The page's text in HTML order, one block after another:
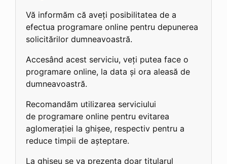
Vă informăm că aveți posibilitatea de a
efectua programare online pentru depunerea
solicitărilor dumneavoastră.
Accesând acest serviciu, veți putea face o
programare online, la data și ora aleasă de
dumneavoastră.
Recomandăm utilizarea serviciului
de programare online pentru evitarea
aglomerației la ghișee, respectiv pentru a
reduce timpii de așteptare.
La ghișeu se va prezenta doar titularul